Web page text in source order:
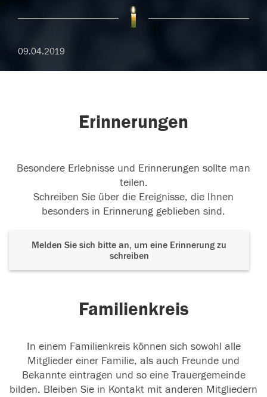
09.04.2019
Erinnerungen
Besondere Erlebnisse und Erinnerungen sollte man
teilen.
Schreiben Sie über die Ereignisse, die Ihnen
besonders in Erinnerung geblieben sind.
Melden Sie sich bitte an, um eine Erinnerung zu
schreiben
Familienkreis
In einem Familienkreis können sich sowohl alle
Mitglieder einer Familie, als auch Freunde und
Bekannte eintragen und so eine Trauergemeinde
bilden. Bleiben Sie in Kontakt mit anderen Mitgliedern